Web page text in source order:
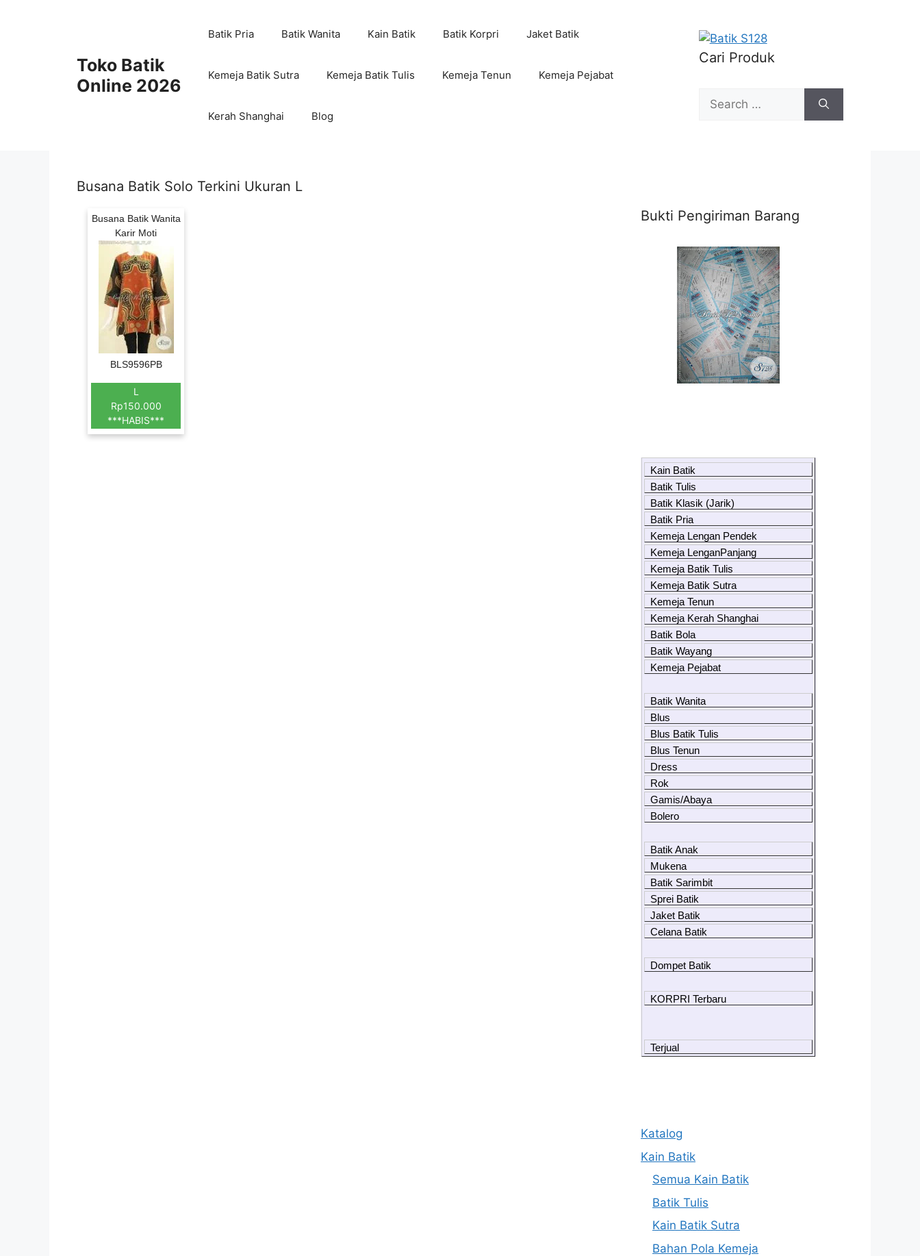
Toko Batik
Online 2026
Batik Pria Batik Wanita Kain Batik Batik Korpri Jaket Batik
Kemeja Batik Sutra Kemeja Batik Tulis Kemeja Tenun Kemeja Pejabat
Kerah Shanghai Blog
Cari Produk
Search
for:
Busana Batik Solo Terkini Ukuran L
Busana Batik Wanita
Karir Moti
BLS9596PB
L
Rp150.000
***HABIS***
Bukti Pengiriman Barang
Kain Batik
Batik Tulis
Batik Klasik (Jarik)
Batik Pria
Kemeja Lengan Pendek
Kemeja LenganPanjang
Kemeja Batik Tulis
Kemeja Batik Sutra
Kemeja Tenun
Kemeja Kerah Shanghai
Batik Bola
Batik Wayang
Kemeja Pejabat
Batik Wanita
Blus
Blus Batik Tulis
Blus Tenun
Dress
Rok
Gamis/Abaya
Bolero
Batik Anak
Mukena
Batik Sarimbit
Sprei Batik
Jaket Batik
Celana Batik
Dompet Batik
KORPRI Terbaru
Terjual
Katalog
Kain Batik
Semua Kain Batik
Batik Tulis
Kain Batik Sutra
Bahan Pola Kemeja